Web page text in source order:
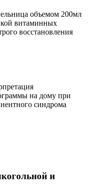
объемом 200мл
витаминных
восстановления
на дому при
синдрома
и